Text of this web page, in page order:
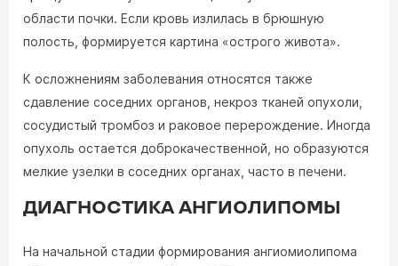
области почки. Если кровь излилась в брюшную
полость, формируется картина «острого живота».
К осложнениям заболевания относятся также
сдавление соседних органов, некроз тканей опухоли,
сосудистый тромбоз и раковое перерождение. Иногда
опухоль остается доброкачественной, но образуются
мелкие узелки в соседних органах, часто в печени.
ДИАГНОСТИКА АНГИОЛИПОМЫ
На начальной стадии формирования ангиомиолипома